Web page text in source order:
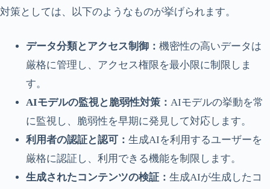
対策としては、以下のようなものが挙げられます。
データ分類とアクセス制御： 機密性の高いデータは
厳格に管理し、アクセス権限を最小限に制限しま
す。
AIモデルの監視と脆弱性対策： AIモデルの挙動を常
に監視し、脆弱性を早期に発見して対応します。
利用者の認証と認可： 生成AIを利用するユーザーを
厳格に認証し、利用できる機能を制限します。
生成されたコンテンツの検証： 生成AIが生成したコ